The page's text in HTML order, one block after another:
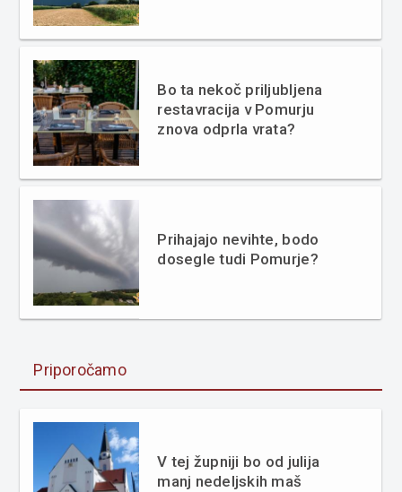
Bo ta nekoč priljubljena
restavracija v Pomurju
znova odprla vrata?
Prihajajo nevihte, bodo
dosegle tudi Pomurje?
Priporočamo
V tej župniji bo od julija
manj nedeljskih maš